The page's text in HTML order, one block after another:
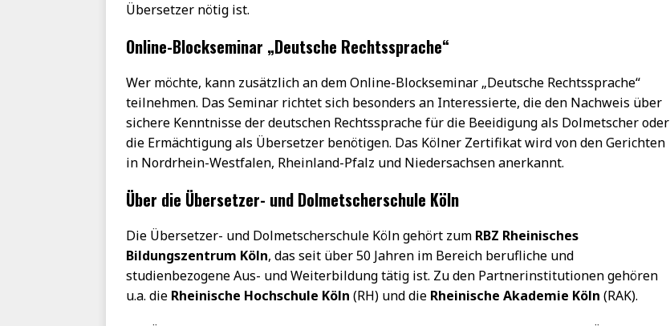
Übersetzer nötig ist.
Online-Blockseminar „Deutsche Rechtssprache“
Wer möchte, kann zusätzlich an dem Online-Blockseminar „Deutsche Rechtssprache“
teilnehmen. Das Seminar richtet sich besonders an Interessierte, die den Nachweis über
sichere Kenntnisse der deutschen Rechtssprache für die Beeidigung als Dolmetscher oder
die Ermächtigung als Übersetzer benötigen. Das Kölner Zertifikat wird von den Gerichten
in Nordrhein-Westfalen, Rheinland-Pfalz und Niedersachsen anerkannt.
Über die Übersetzer- und Dolmetscherschule Köln
Die Übersetzer- und Dolmetscherschule Köln gehört zum RBZ Rheinisches
Bildungszentrum Köln, das seit über 50 Jahren im Bereich berufliche und
studienbezogene Aus- und Weiterbildung tätig ist. Zu den Partnerinstitutionen gehören
u.a. die Rheinische Hochschule Köln (RH) und die Rheinische Akademie Köln (RAK).